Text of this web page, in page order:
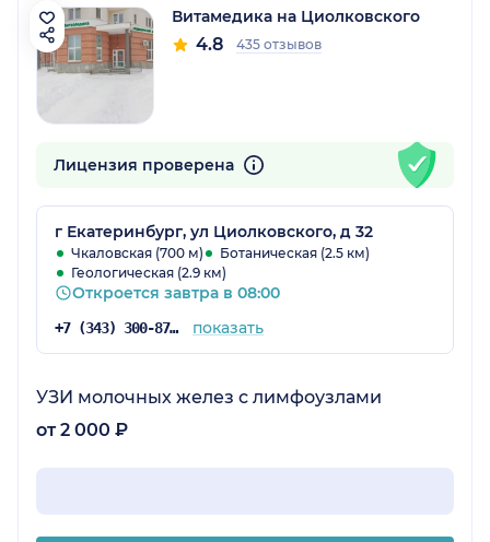
Витамедика на Циолковского
4.8 435 отзывов
Лицензия проверена
г Екатеринбург, ул Циолковского, д 32
Чкаловская (700 м)
Ботаническая (2.5 км)
Геологическая (2.9 км)
Откроется завтра в 08:00
+7 (343) 300-87-38 показать
УЗИ молочных желез с лимфоузлами
от 2 000 ₽